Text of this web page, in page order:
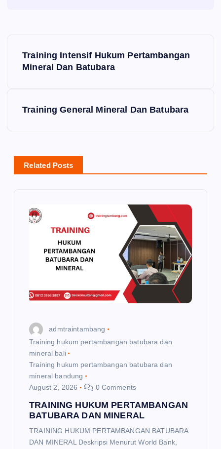
Training Intensif Hukum Pertambangan
Mineral Dan Batubara
Training General Mineral Dan Batubara
Related Posts
admtraintambang
Training hukum pertambangan batubara dan
mineral bali
Training hukum pertambangan batubara dan
mineral bandung
August 2, 2026
0 Comments
TRAINING HUKUM PERTAMBANGAN
BATUBARA DAN MINERAL
TRAINING HUKUM PERTAMBANGAN BATUBARA
DAN MINERAL Deskripsi Menurut World Bank,